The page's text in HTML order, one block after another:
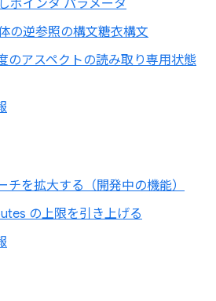
ポインタ パラメータ
の逆参照の構文糖衣構文
のアスペクトの読み取り専用状態
チを拡大する（開発中の機能）
の上限を引き上げる